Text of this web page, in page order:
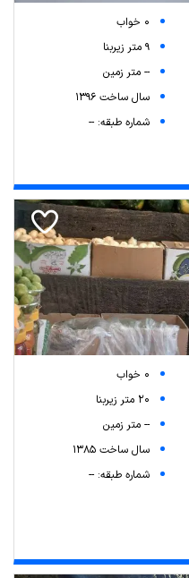
0 خواب
9 متر زیربنا
-- متر زمین
سال ساخت 1396
شماره طبقه: --
0 خواب
20 متر زیربنا
-- متر زمین
سال ساخت 1385
شماره طبقه: --